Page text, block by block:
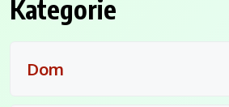
Kategorie
Dom